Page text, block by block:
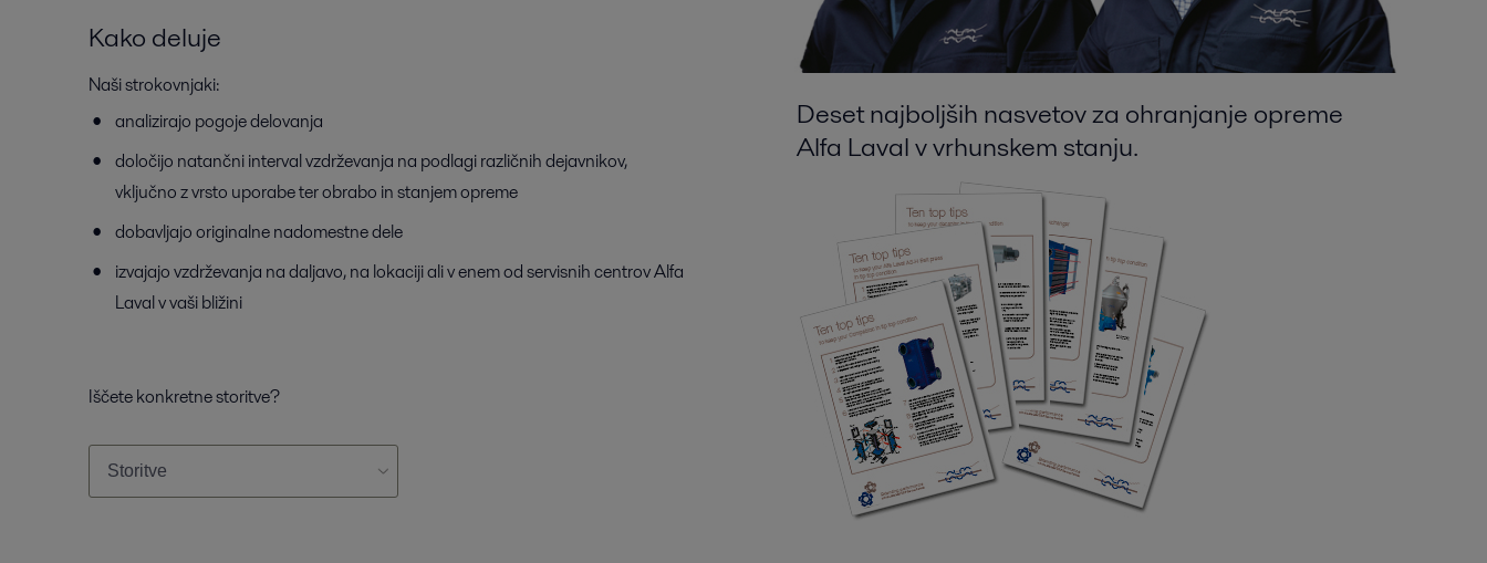
Kako deluje
Naši strokovnjaki:
analizirajo pogoje delovanja
določijo natančni interval vzdrževanja na podlagi različnih dejavnikov,
vključno z vrsto uporabe ter obrabo in stanjem opreme
dobavljajo originalne nadomestne dele
izvajajo vzdrževanja na daljavo, na lokaciji ali v enem od servisnih centrov Alfa
Laval v vaši bližini
Iščete konkretne storitve?
Deset najboljših nasvetov za ohranjanje opreme
Alfa Laval v vrhunskem stanju.